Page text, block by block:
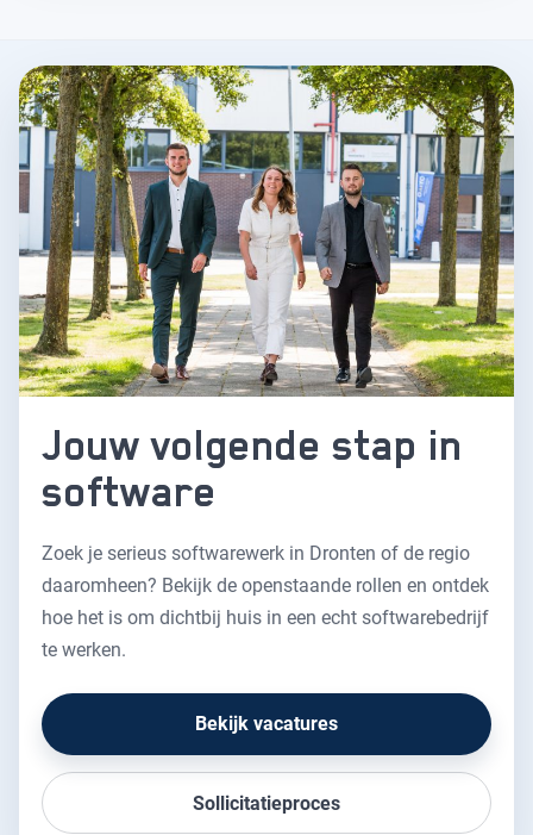
Jouw volgende stap in
software
Zoek je serieus softwarewerk in Dronten of de regio
daaromheen? Bekijk de openstaande rollen en ontdek
hoe het is om dichtbij huis in een echt softwarebedrijf
te werken.
Bekijk vacatures
Sollicitatieproces